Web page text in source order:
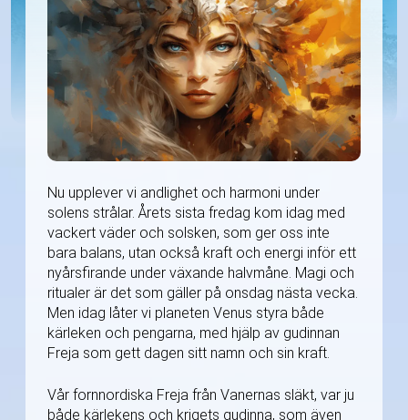
Nu upplever vi andlighet och harmoni under
solens strålar. Årets sista fredag kom idag med
vackert väder och solsken, som ger oss inte
bara balans, utan också kraft och energi inför ett
nyårsfirande under växande halvmåne. Magi och
ritualer är det som gäller på onsdag nästa vecka.
Men idag låter vi planeten Venus styra både
kärleken och pengarna, med hjälp av gudinnan
Freja som gett dagen sitt namn och sin kraft.
Vår fornnordiska Freja från Vanernas släkt, var ju
både kärlekens och krigets gudinna, som även